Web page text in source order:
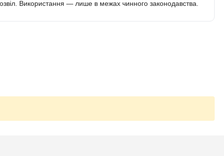
Використання — лише в межах чинного законодавства.